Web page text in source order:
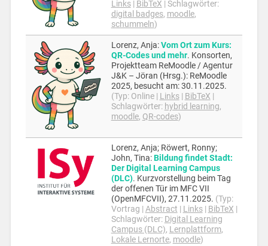
Links| BibTeX | Schlagwörter:
digital badges, moodle,
schummeln)
Lorenz, Anja:Vom Ort zum Kurs:
QR-Codes und mehr. Konsorten,
Projektteam ReMoodle / Agentur
J&K – Jöran (Hrsg.): ReMoodle
2025, besucht am: 30.11.2025.
(Typ: Online| Links| BibTeX |
Schlagwörter: hybrid learning,
moodle, QR-codes)
Lorenz, Anja; Röwert, Ronny;
John, Tina:Bildung findet Stadt:
Der Digital Learning Campus
(DLC). Kurzvorstellung beim Tag
der offenen Tür im MFC VII
(OpenMFCVII), 27.11.2025. (Typ:
Vortrag | Abstract | Links| BibTeX |
Schlagwörter: Digital Learning
Campus (DLC), Lernplattform,
Lokale Lernorte, moodle)